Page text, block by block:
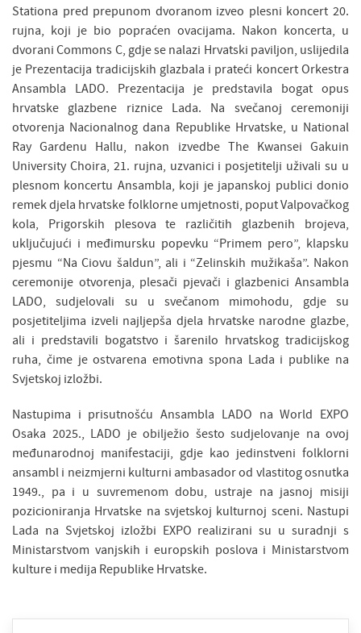
Stationa pred prepunom dvoranom izveo plesni koncert 20.
rujna, koji je bio popraćen ovacijama. Nakon koncerta, u
dvorani Commons C, gdje se nalazi Hrvatski paviljon, uslijedila
je Prezentacija tradicijskih glazbala i prateći koncert Orkestra
Ansambla LADO. Prezentacija je predstavila bogat opus
hrvatske glazbene riznice Lada. Na svečanoj ceremoniji
otvorenja Nacionalnog dana Republike Hrvatske, u National
Ray Gardenu Hallu, nakon izvedbe The Kwansei Gakuin
University Choira, 21. rujna, uzvanici i posjetitelji uživali su u
plesnom koncertu Ansambla, koji je japanskoj publici donio
remek djela hrvatske folklorne umjetnosti, poput Valpovačkog
kola, Prigorskih plesova te različitih glazbenih brojeva,
uključujući i međimursku popevku “Primem pero”, klapsku
pjesmu “Na Ciovu šaldun”, ali i “Zelinskih mužikaša”. Nakon
ceremonije otvorenja, plesači pjevači i glazbenici Ansambla
LADO, sudjelovali su u svečanom mimohodu, gdje su
posjetiteljima izveli najljepša djela hrvatske narodne glazbe,
ali i predstavili bogatstvo i šarenilo hrvatskog tradicijskog
ruha, čime je ostvarena emotivna spona Lada i publike na
Svjetskoj izložbi.
Nastupima i prisutnošću Ansambla LADO na World EXPO
Osaka 2025., LADO je obilježio šesto sudjelovanje na ovoj
međunarodnoj manifestaciji, gdje kao jedinstveni folklorni
ansambl i neizmjerni kulturni ambasador od vlastitog osnutka
1949., pa i u suvremenom dobu, ustraje na jasnoj misiji
pozicioniranja Hrvatske na svjetskoj kulturnoj sceni. Nastupi
Lada na Svjetskoj izložbi EXPO realizirani su u suradnji s
Ministarstvom vanjskih i europskih poslova i Ministarstvom
kulture i medija Republike Hrvatske.